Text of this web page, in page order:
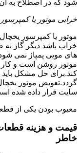
شود که در اصطلاح به
خرابی موتور یا
موتور یا کمپرسور
خراب باشد دیگر گاز به
های مویی پمپاژ نمی
موتور روشن است و کار
کند.برای حل مشکل
گردد.تعویض موتور
سایت قرار داده شده
معیوب بودن یکی از
قیمت و هزینه
خاطر